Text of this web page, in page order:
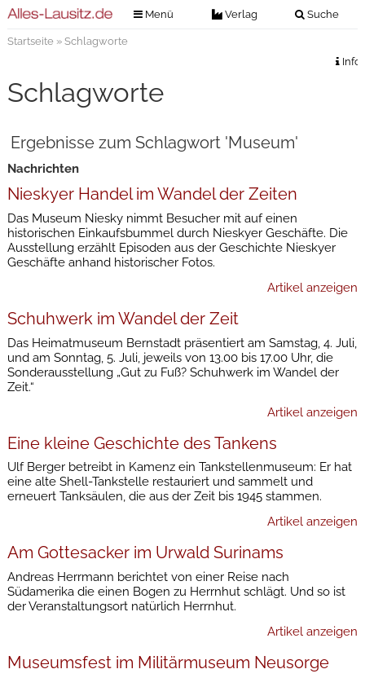
Menü Verlag Suche
Verlag
Kontakt
Anzeigenannahme
Startseite» Schlagworte
Info
Schlagworte
Ergebnisse zum Schlagwort 'Museum'
Nachrichten
Nieskyer Handel im Wandel der Zeiten
Das Museum Niesky nimmt Besucher mit auf einen
historischen Einkaufsbummel durch Nieskyer Geschäfte. Die
Ausstellung erzählt Episoden aus der Geschichte Nieskyer
Geschäfte anhand historischer Fotos.
Artikel anzeigen
Schuhwerk im Wandel der Zeit
Das Heimatmuseum Bernstadt präsentiert am Samstag, 4. Juli,
und am Sonntag, 5. Juli, jeweils von 13.00 bis 17.00 Uhr, die
Sonderausstellung „Gut zu Fuß? Schuhwerk im Wandel der
Zeit.“
Artikel anzeigen
Eine kleine Geschichte des Tankens
Ulf Berger betreibt in Kamenz ein Tankstellenmuseum: Er hat
eine alte Shell-Tankstelle restauriert und sammelt und
erneuert Tanksäulen, die aus der Zeit bis 1945 stammen.
Artikel anzeigen
Am Gottesacker im Urwald Surinams
Andreas Herrmann berichtet von einer Reise nach
Südamerika die einen Bogen zu Herrnhut schlägt. Und so ist
der Veranstaltungsort natürlich Herrnhut.
Artikel anzeigen
Museumsfest im Militärmuseum Neusorge